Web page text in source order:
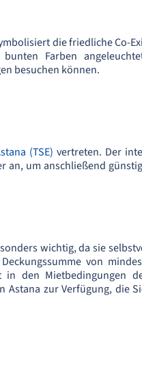
die friedliche Co-
Farben
besuchen können.
(TSE) vertreten. Der
an, um anschließend
wichtig, da sie
von
den Mietbedingungen
Astana zur Verfügung, die